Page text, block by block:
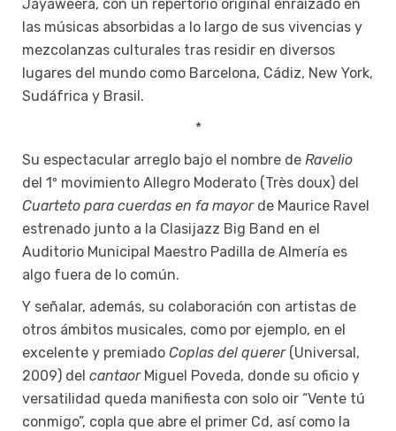
Jayaweera, con un repertorio original enraizado en
las músicas absorbidas a lo largo de sus vivencias y
mezcolanzas culturales tras residir en diversos
lugares del mundo como Barcelona, Cádiz, New York,
Sudáfrica y Brasil.
*
Su espectacular arreglo bajo el nombre de Ravelio
del 1º movimiento Allegro Moderato (Très doux) del
Cuarteto para cuerdas en fa mayor de Maurice Ravel
estrenado junto a la Clasijazz Big Band en el
Auditorio Municipal Maestro Padilla de Almería es
algo fuera de lo común.
Y señalar, además, su colaboración con artistas de
otros ámbitos musicales, como por ejemplo, en el
excelente y premiado Coplas del querer(Universal,
2009) del cantaorMiguel Poveda, donde su oficio y
versatilidad queda manifiesta con solo oir “Vente tú
conmigo”, copla que abre el primer Cd, así como la